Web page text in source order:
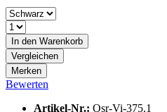
In den Warenkorb
Vergleichen
Merken
Bewerten
Artikel-Nr.: Osr-Vi-375.1